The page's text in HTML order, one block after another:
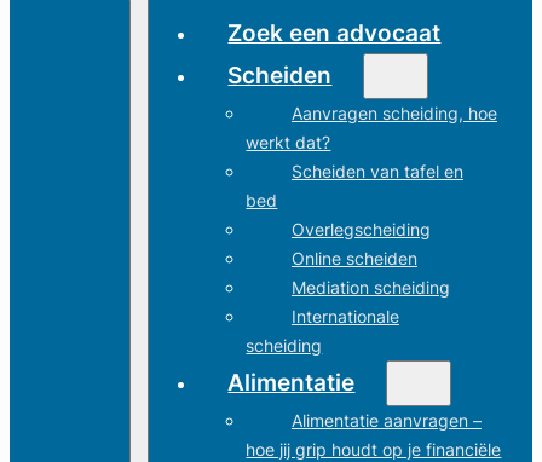
Zoek een advocaat
Scheiden
Aanvragen scheiding, hoe
werkt dat?
Scheiden van tafel en
bed
Overlegscheiding
Online scheiden
Mediation scheiding
Internationale
scheiding
Alimentatie
Alimentatie aanvragen –
hoe jij grip houdt op je financiële